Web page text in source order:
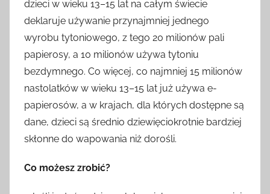
dzieci w wieku 13–15 lat na całym świecie
deklaruje używanie przynajmniej jednego
wyrobu tytoniowego, z tego 20 milionów pali
papierosy, a 10 milionów używa tytoniu
bezdymnego. Co więcej, co najmniej 15 milionów
nastolatków w wieku 13–15 lat już używa e-
papierosów, a w krajach, dla których dostępne są
dane, dzieci są średnio dziewięciokrotnie bardziej
skłonne do wapowania niż dorośli.
Co możesz zrobić?